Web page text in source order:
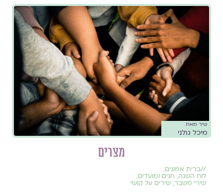
שיר מאת
מיכל גולני
מצרים
//ברית אמונים,
לוח השנה, חגים ומועדים,
שירי משבר, שירים על קושי